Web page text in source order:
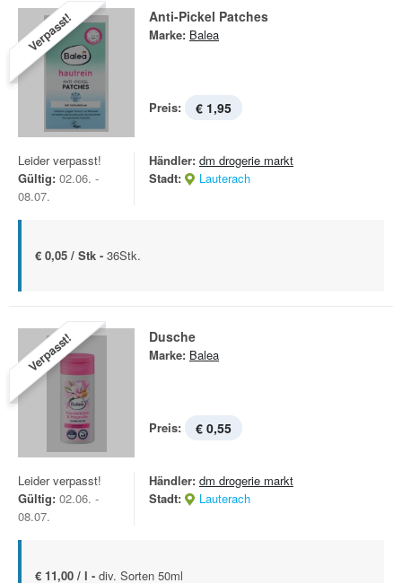
Verpasst! Anti-Pickel Patches
Marke: Balea
Preis: € 1,95
Leider verpasst!
Gültig: 02.06. -
08.07.
Händler: dm drogerie markt
Stadt:
Lauterach
€ 0,05 / Stk - 36Stk.
Verpasst! Dusche
Marke: Balea
Preis: € 0,55
Leider verpasst!
Gültig: 02.06. -
08.07.
Händler: dm drogerie markt
Stadt:
Lauterach
€ 11,00 / l - div. Sorten 50ml